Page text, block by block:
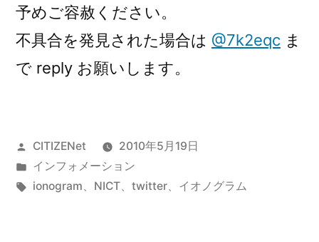
予めご容赦ください。
不具合を発見された場合は @7k2eqc ま
で reply お願いします。
投
稿
者:
CITIZENet
2010年5月19日
カ
テ
インフォメーション
タ
ionogram、 NICT、 twitter、 イオノグラム